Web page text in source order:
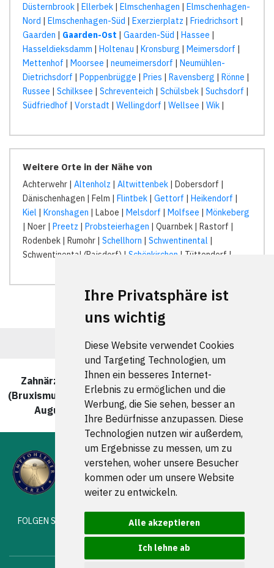
Ihre Privatsphäre ist
uns wichtig
Diese Website verwendet Cookies
und Targeting Technologien, um
Ihnen ein besseres Internet-
Erlebnis zu ermöglichen und die
Werbung, die Sie sehen, besser an
Ihre Bedürfnisse anzupassen. Diese
Technologien nutzen wir außerdem,
um Ergebnisse zu messen, um zu
verstehen, woher unsere Besucher
kommen oder um unsere Website
weiter zu entwickeln.
Alle akzeptieren
Ich lehne ab
Düsternbrook | Ellerbek | Elmschenhagen | Elmschenhagen-
Nord | Elmschenhagen-Süd | Exerzierplatz | Friedrichsort |
Gaarden | Gaarden-Ost | Gaarden-Süd | Hassee |
Hasseldieksdamm | Holtenau | Kronsburg | Meimersdorf |
Mettenhof | Moorsee | neumeimersdorf | Neumühlen-
Dietrichsdorf | Poppenbrügge | Pries | Ravensberg | Rönne |
Russee | Schilksee | Schreventeich | Schülsbek | Suchsdorf |
Südfriedhof | Vorstadt | Wellingdorf | Wellsee | Wik |
Weitere Orte in der Nähe von
Achterwehr | Altenholz | Altwittenbek | Dobersdorf |
Dänischenhagen | Felm | Flintbek | Gettorf | Heikendorf |
Kiel | Kronshagen | Laboe | Melsdorf | Molfsee | Mönkeberg
| Noer | Preetz | Probsteierhagen | Quarnbek | Rastorf |
Rodenbek | Rumohr | Schellhorn | Schwentinental |
Schwentinental (Raisdorf) | Schönkirchen | Tüttendorf |
Zahnärzte und Zahnärztinnen für Zähneknirschen
(Bruxismus) in Kiel Gaarden-Ost wurde zuletzt am 08.
August 2026 um 00:00:08 Uhr aktualisiert.
FOLGEN SIE UNS